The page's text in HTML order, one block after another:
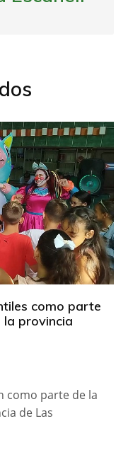
como parte
provincia
como parte de la
de Las